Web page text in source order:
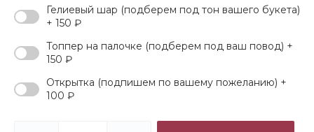
Гелиевый шар (подберем под тон вашего букета)
+ 150 ₽
Топпер на палочке (подберем под ваш повод) +
150 ₽
Открытка (подпишем по вашему пожеланию) +
100 ₽